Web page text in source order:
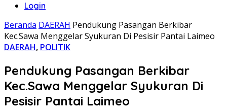
Login
Beranda DAERAH Pendukung Pasangan Berkibar
Kec.Sawa Menggelar Syukuran Di Pesisir Pantai Laimeo
DAERAH, POLITIK
Pendukung Pasangan Berkibar
Kec.Sawa Menggelar Syukuran Di
Pesisir Pantai Laimeo